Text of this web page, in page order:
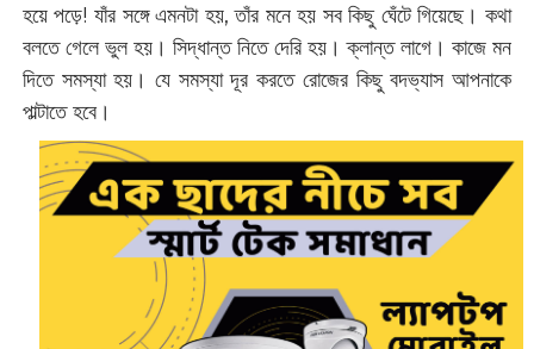
হয়ে পড়ে! যাঁর সঙ্গে এমনটা হয়, তাঁর মনে হয় সব কিছু ঘেঁটে গিয়েছে। কথা
বলতে গেলে ভুল হয়। সিদ্ধান্ত নিতে দেরি হয়। ক্লান্ত লাগে। কাজে মন
দিতে সমস্যা হয়। যে সমস্যা দূর করতে রোজের কিছু বদভ্যাস আপনাকে
পাল্টাতে হবে।